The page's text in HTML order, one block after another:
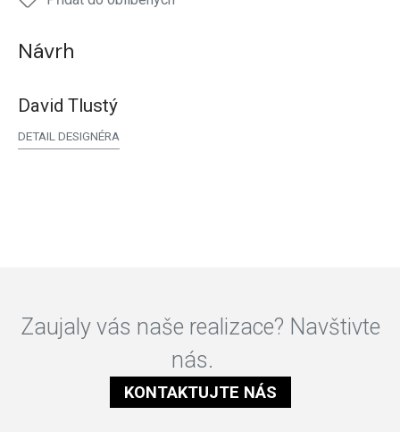
Návrh
David Tlustý
DETAIL DESIGNÉRA
Zaujaly vás naše realizace? Navštivte
nás.
KONTAKTUJTE NÁS